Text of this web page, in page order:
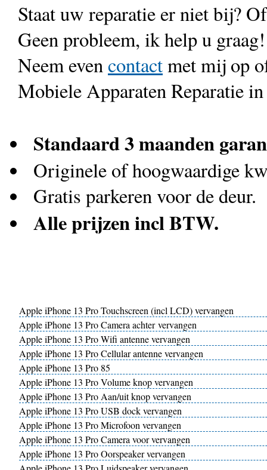
Staat uw reparatie er niet bij?
Geen probleem, ik help u graag!
Neem evencontactmet mij op
Mobiele Apparaten Reparatie
Standaard 3 maanden
Originele of hoogwaardige
Gratis parkeren voor de deur.
Alle prijzen incl BTW.
Apple iPhone 13 Pro Touchscreen (incl LCD) vervangen
Apple iPhone 13 Pro Camera achter vervangen
Apple iPhone 13 Pro Wifi antenne vervangen
Apple iPhone 13 Pro Cellular antenne vervangen
Apple iPhone 13 Pro 85
Apple iPhone 13 Pro Volume knop vervangen
Apple iPhone 13 Pro Aan/uit knop vervangen
Apple iPhone 13 Pro USB dock vervangen
Apple iPhone 13 Pro Microfoon vervangen
Apple iPhone 13 Pro Camera voor vervangen
Apple iPhone 13 Pro Oorspeaker vervangen